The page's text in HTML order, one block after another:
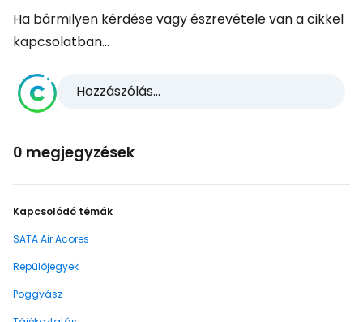
Ha bármilyen kérdése vagy észrevétele van a cikkel
kapcsolatban...
Hozzászólás...
0 megjegyzések
Kapcsolódó témák
SATA Air Acores
Repülőjegyek
Poggyász